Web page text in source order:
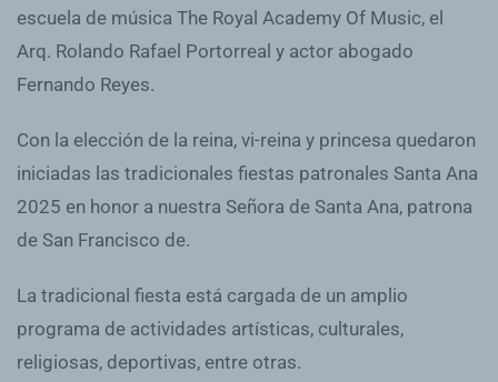
escuela de música The Royal Academy Of Music, el
Arq. Rolando Rafael Portorreal y actor abogado
Fernando Reyes.
Con la elección de la reina, vi-reina y princesa quedaron
iniciadas las tradicionales fiestas patronales Santa Ana
2025 en honor a nuestra Señora de Santa Ana, patrona
de San Francisco de.
La tradicional fiesta está cargada de un amplio
programa de actividades artísticas, culturales,
religiosas, deportivas, entre otras.